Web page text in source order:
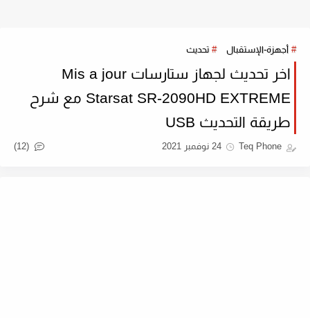
أجهزة-الإستقبال تحديث
اخر تحديث لجهاز ستارسات Mis a jour
Starsat SR-2090HD EXTREME مع شرح
طريقة التحديث USB
Teq Phone 24 نوفمبر 2021 (12)